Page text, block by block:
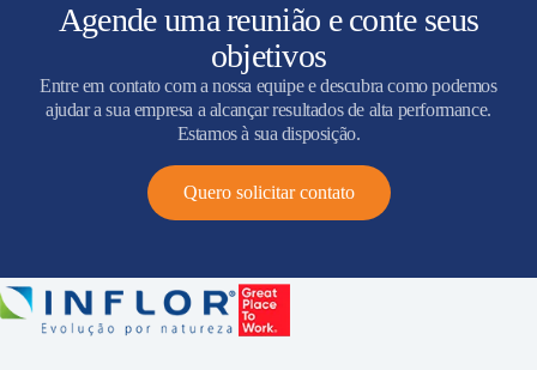
Agende uma reunião e conte seus
objetivos
Entre em contato com a nossa equipe e descubra como podemos
ajudar a sua empresa a alcançar resultados de alta performance.
Estamos à sua disposição.
Quero solicitar contato